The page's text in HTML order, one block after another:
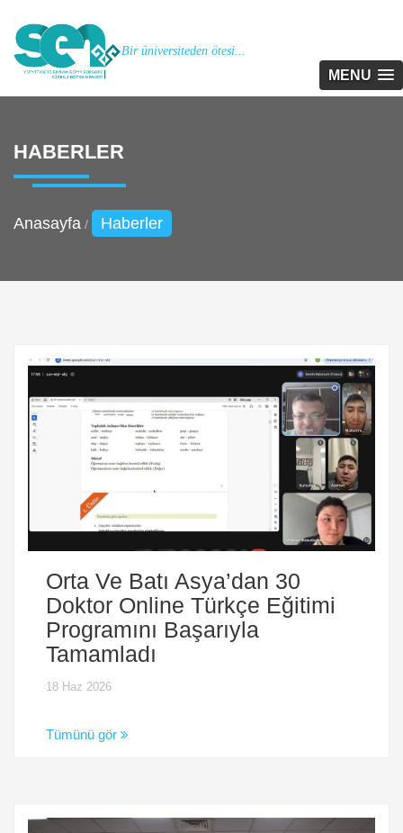
Bir üniversiteden ötesi...
MENU
HABERLER
Anasayfa Haberler
Orta Ve Batı Asya’dan 30
Doktor Online Türkçe Eğitimi
Programını Başarıyla
Tamamladı
18 Haz 2026
Tümünü gör